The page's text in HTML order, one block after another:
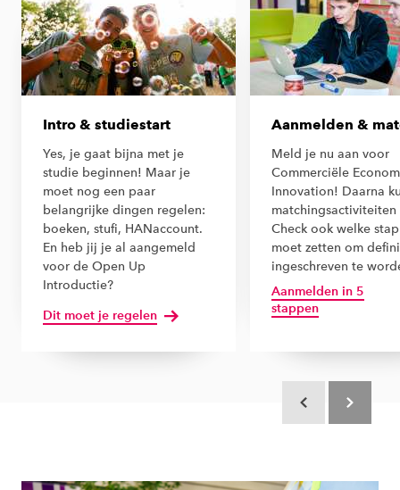
Intro & studiestart
Yes, je gaat bijna met je
studie beginnen! Maar je
moet nog een paar
belangrijke dingen regelen:
boeken, stufi, HANaccount.
En heb jij je al aangemeld
voor de Open Up
Introductie?
Dit moet je regelen
Aanmelden &
Meld je nu aan voor
Commerciële
Innovation! Daarna
matchingsactiviteiten
Check ook welke
moet zetten om
ingeschreven te
Aanmelden in 5
stappen